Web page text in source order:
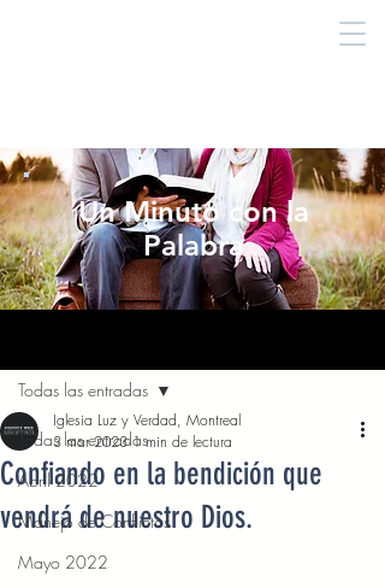
Un Minuto con la
Palabra
Todas las entradas
Abril 2022
Manejo de Conflictos
Mayo 2022
Todas las entradas
Confiando en la bendición que
vendrá de nuestro Dios.
Iglesia Luz y Verdad, Montreal
3 mar 2023 1 min de lectura